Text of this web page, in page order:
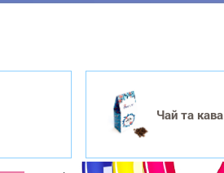
Чай та кава